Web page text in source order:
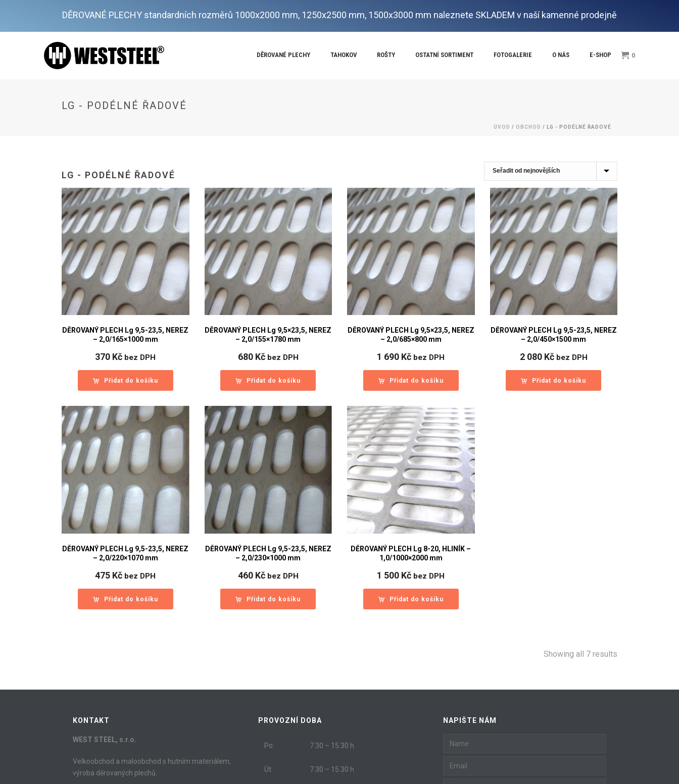
DĚROVANÉ PLECHY standardních rozměrů 1000x2000 mm, 1250x2500 mm, 1500x3000 mm naleznete SKLADEM v naší kamenné prodejně
DĚROVANÉ PLECHY TAHOKOV ROŠTY OSTATNÍ SORTIMENT FOTOGALERIE O NÁS E-SHOP 0
LG - PODÉLNÉ ŘADOVÉ
ÚVOD / OBCHOD / LG - PODÉLNÉ ŘADOVÉ
LG - PODÉLNÉ ŘADOVÉ
DĚROVANÝ PLECH Lg 9,5-23,5, NEREZ
– 2,0/165×1000 mm
370 Kč bez DPH
Přidat do košíku
DĚROVANÝ PLECH Lg 9,5×23,5, NEREZ
– 2,0/155×1780 mm
680 Kč bez DPH
Přidat do košíku
DĚROVANÝ PLECH Lg 9,5×23,5, NEREZ
– 2,0/685×800 mm
1 690 Kč bez DPH
Přidat do košíku
DĚROVANÝ PLECH Lg 9,5-23,5, NEREZ
– 2,0/450×1500 mm
2 080 Kč bez DPH
Přidat do košíku
DĚROVANÝ PLECH Lg 9,5-23,5, NEREZ
– 2,0/220×1070 mm
475 Kč bez DPH
Přidat do košíku
DĚROVANÝ PLECH Lg 9,5-23,5, NEREZ
– 2,0/230×1000 mm
460 Kč bez DPH
Přidat do košíku
DĚROVANÝ PLECH Lg 8-20, HLINÍK –
1,0/1000×2000 mm
1 500 Kč bez DPH
Přidat do košíku
Showing all 7 results
KONTAKT
WEST STEEL, s.r.o.
Velkoobchod a maloobchod s hutním materiálem,
výroba děrovaných plechů.
PROVOZNÍ DOBA
Po: 7.30 – 15.30 h
Út: 7.30 – 15.30 h
NAPIŠTE NÁM